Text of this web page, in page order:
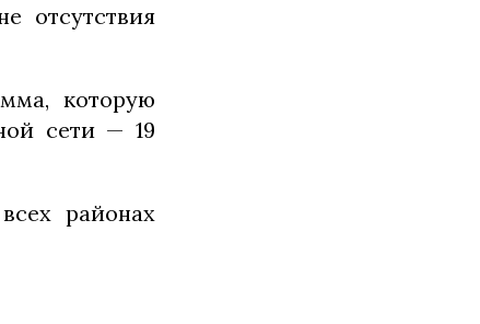
отсутствия
которую
сети — 19
районах